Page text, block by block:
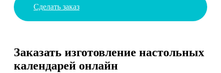
Сделать заказ
Заказать изготовление настольных
календарей онлайн